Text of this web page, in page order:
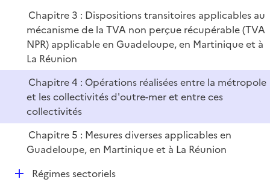
Chapitre 3 : Dispositions transitoires applicables au
mécanisme de la TVA non perçue récupérable (TVA
NPR) applicable en Guadeloupe, en Martinique et à
La Réunion
Chapitre 4 : Opérations réalisées entre la métropole
et les collectivités d'outre-mer et entre ces
collectivités
Chapitre 5 : Mesures diverses applicables en
Guadeloupe, en Martinique et à La Réunion
DRégimes sectoriels